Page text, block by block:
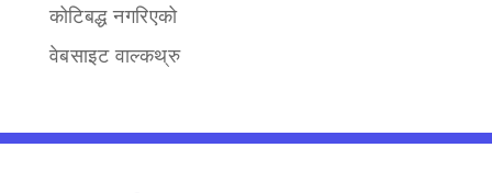
कोटिबद्ध नगरिएको
वेबसाइट वाल्कथ्रु